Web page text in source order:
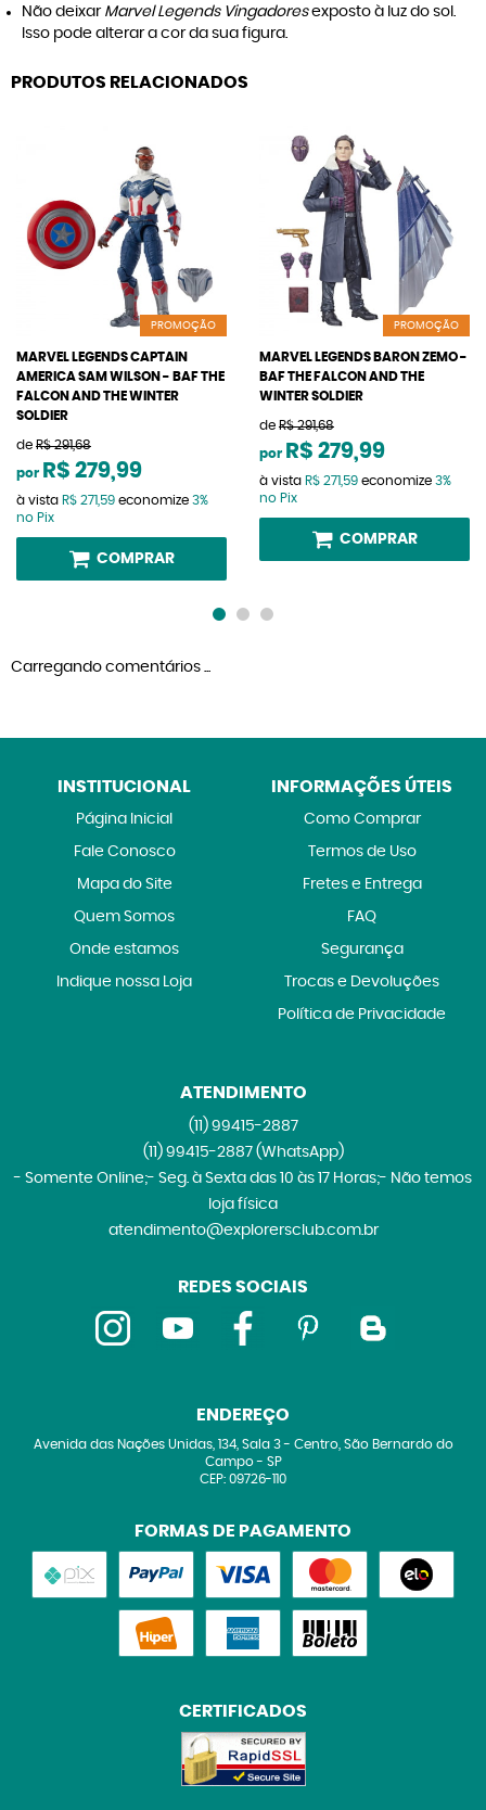
Não deixar Marvel Legends Vingadoresexposto à luz do sol.
Isso pode alterar a cor da sua figura.
PRODUTOS RELACIONADOS
PROMOÇÃO
MARVEL LEGENDS CAPTAIN
AMERICA SAM WILSON - BAF THE
FALCON AND THE WINTER
SOLDIER
de R$ 291,68
por R$ 279,99
à vista R$ 271,59 economize 3%
no Pix
COMPRAR
PROMOÇÃO
MARVEL LEGENDS BARON ZEMO -
BAF THE FALCON AND THE
WINTER SOLDIER
de R$ 291,68
por R$ 279,99
à vista R$ 271,59 economize 3%
no Pix
COMPRAR
Carregando comentários ...
INSTITUCIONAL
Página Inicial
Fale Conosco
Mapa do Site
Quem Somos
Onde estamos
Indique nossa Loja
INFORMAÇÕES ÚTEIS
Como Comprar
Termos de Uso
Fretes e Entrega
FAQ
Segurança
Trocas e Devoluções
Política de Privacidade
ATENDIMENTO
(11)99415-2887
(11)99415-2887 (WhatsApp)
- Somente Online;- Seg. à Sexta das 10 às 17 Horas;- Não temos
loja física
atendimento@explorersclub.com.br
REDES SOCIAIS
ENDEREÇO
Avenida das Nações Unidas, 134, Sala 3- Centro, São Bernardo do
Campo- SP
CEP: 09726-110
FORMAS DE PAGAMENTO
CERTIFICADOS